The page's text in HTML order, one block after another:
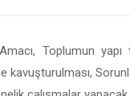
Amacı, Toplumun